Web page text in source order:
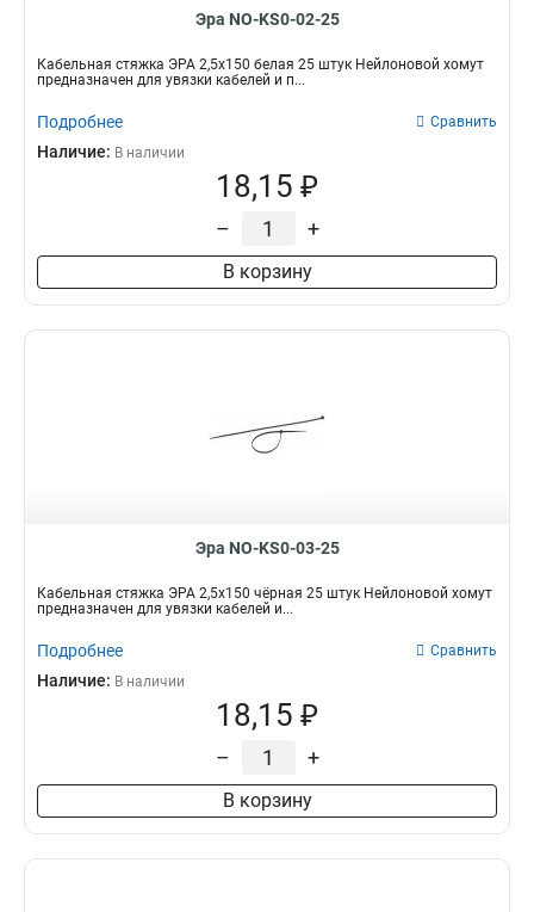
Эра NO-KS0-02-25
Кабельная стяжка ЭРА 2,5х150 белая 25 штук Нейлоновой хомут
предназначен для увязки кабелей и п...
Подробнее Сравнить
Наличие: В наличии
18,15 ₽
– +
В корзину
Эра NO-KS0-03-25
Кабельная стяжка ЭРА 2,5х150 чёрная 25 штук Нейлоновой хомут
предназначен для увязки кабелей и...
Подробнее Сравнить
Наличие: В наличии
18,15 ₽
– +
В корзину